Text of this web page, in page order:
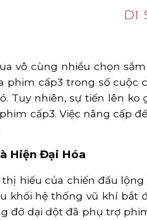
DI
vô cùng nhiều chọn
phim cấp3 trong số
Tuy nhiên, sự tiến lên
cấp3. Việc nâng cấp
Hiện Đại Hóa
hiếu của chiến đấu
khối hệ thống vũ khí bắt
đỡ dại dột đã phụ trợ